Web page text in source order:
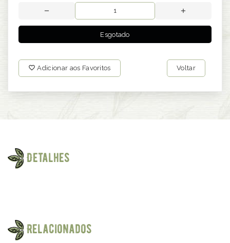
Esgotado
Adicionar aos Favoritos Voltar
Detalhes
Relacionados